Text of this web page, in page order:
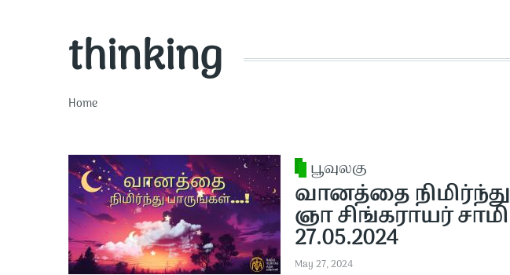
thinking
Breadcrumb
Home
பூவுலகு
வானத்தை
ஞா சிங்கராயர்
27.05.2024
May 27, 2024